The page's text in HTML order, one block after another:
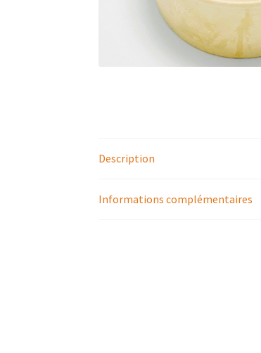
Description
Informations complémentaires